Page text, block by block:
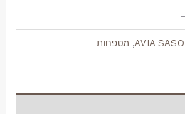
AVIA
, מטפחות